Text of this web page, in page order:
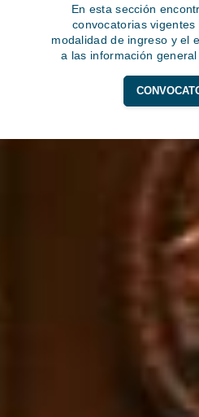
En esta sección
convocatorias
modalidad de ingreso y el
a las información general